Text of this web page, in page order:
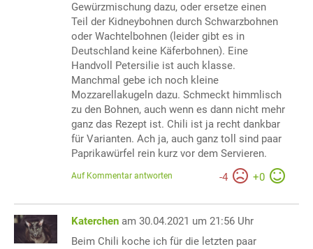
Gewürzmischung dazu, oder ersetze einen
Teil der Kidneybohnen durch Schwarzbohnen
oder Wachtelbohnen (leider gibt es in
Deutschland keine Käferbohnen). Eine
Handvoll Petersilie ist auch klasse.
Manchmal gebe ich noch kleine
Mozzarellakugeln dazu. Schmeckt himmlisch
zu den Bohnen, auch wenn es dann nicht mehr
ganz das Rezept ist. Chili ist ja recht dankbar
für Varianten. Ach ja, auch ganz toll sind paar
Paprikawürfel rein kurz vor dem Servieren.
-4 +0
Auf Kommentar antworten
Katerchen am 30.04.2021 um 21:56 Uhr
Beim Chili koche ich für die letzten paar